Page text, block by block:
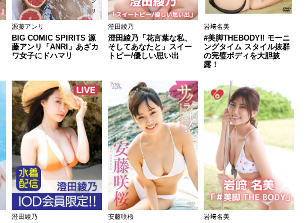
源藤アンリ
BIG COMIC SPIRITS 源
藤アンリ「ANRI」あざカ
ワ女子にドハマリ
澄田綾乃
澄田綾乃「花言葉な私、
そしてあなたと」スイー
トピー/優しい思い出
岩﨑名美
#美脚THEBODY!! モーニ
ングタイム スタイル抜群
の完璧ボディを大胆披
露！
澄田綾乃 安藤咲桜 岩﨑名美